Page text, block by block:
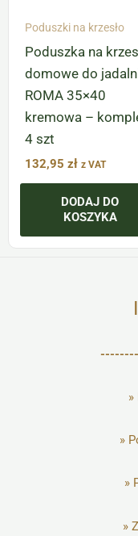
Poduszki na krzesło
Poduszka na
domowe do
ROMA 35×40
kremowa –
4 szt
132,95 zł z VAT
DODAJ DO
KOSZYKA
»
»
»
»